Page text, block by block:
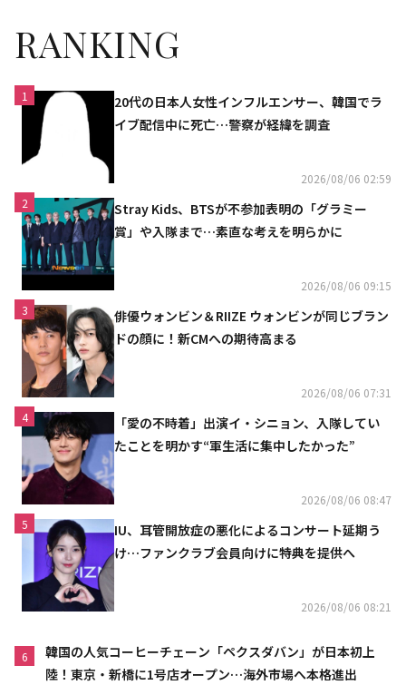
RANKING
1
20代の日本人女性インフルエンサー、韓国でラ
イブ配信中に死亡…警察が経緯を調査
2026/08/06 02:59
2
Stray Kids、BTSが不参加表明の「グラミー
賞」や入隊まで…素直な考えを明らかに
2026/08/06 09:15
3
俳優ウォンビン＆RIIZE ウォンビンが同じブラン
ドの顔に！新CMへの期待高まる
2026/08/06 07:31
4
「愛の不時着」出演イ・シニョン、入隊してい
たことを明かす“軍生活に集中したかった”
2026/08/06 08:47
5
IU、耳管開放症の悪化によるコンサート延期う
け…ファンクラブ会員向けに特典を提供へ
2026/08/06 08:21
6
韓国の人気コーヒーチェーン「ペクスダバン」が日本初上
陸！東京・新橋に1号店オープン…海外市場へ本格進出